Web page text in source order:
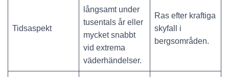
Tidsaspekt
långsamt under
tusentals år eller
mycket snabbt
vid extrema
väderhändelser.
Ras efter kraftiga
skyfall i
bergsområden.